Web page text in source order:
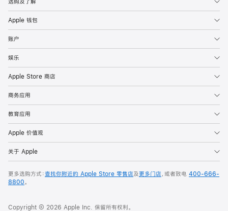
选购及了解
Apple 钱包
账户
娱乐
Apple Store 商店
商务应用
教育应用
Apple 价值观
关于 Apple
更多选购方式：查找你附近的 Apple Store 零售店及更多门店，或者致电 400-666-
8800。
Copyright © 2026 Apple Inc. 保留所有权利。